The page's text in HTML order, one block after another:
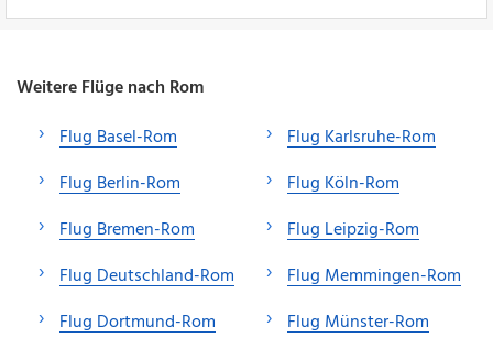
Weitere Flüge nach Rom
Flug Basel-Rom
Flug Berlin-Rom
Flug Bremen-Rom
Flug Deutschland-Rom
Flug Dortmund-Rom
Flug Karlsruhe-Rom
Flug Köln-Rom
Flug Leipzig-Rom
Flug Memmingen-Rom
Flug Münster-Rom